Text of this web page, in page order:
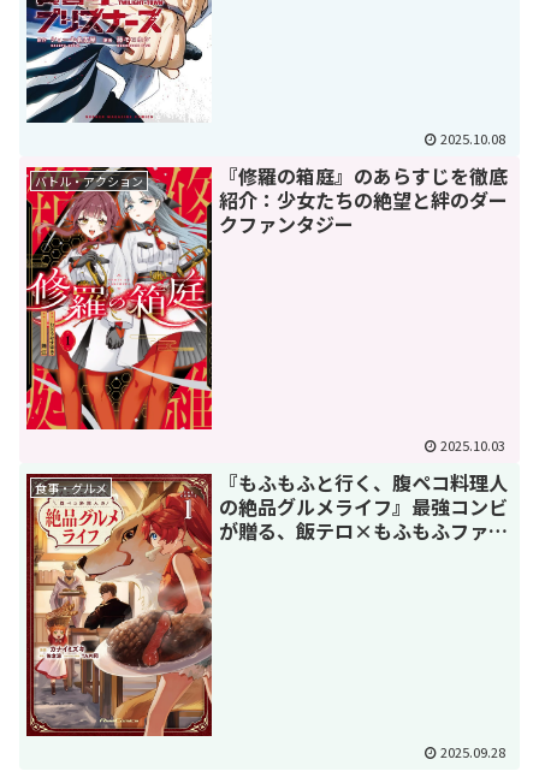
2025.10.08
バトル・アクション
『修羅の箱庭』のあらすじを徹底
紹介：少女たちの絶望と絆のダー
クファンタジー
2025.10.03
食事・グルメ
『もふもふと行く、腹ペコ料理人
の絶品グルメライフ』最強コンビ
が贈る、飯テロ×もふもふファン
2025.09.28